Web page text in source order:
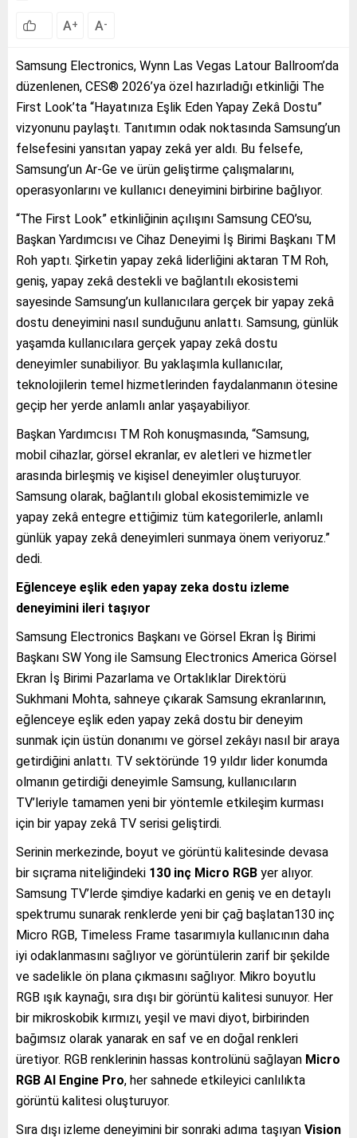
A+ A-
Samsung Electronics, Wynn Las Vegas Latour Ballroom’da
düzenlenen, CES® 2026’ya özel hazırladığı etkinliği The
First Look’ta “Hayatınıza Eşlik Eden Yapay Zekâ Dostu”
vizyonunu paylaştı. Tanıtımın odak noktasında Samsung’un
felsefesini yansıtan yapay zekâ yer aldı. Bu felsefe,
Samsung’un Ar-Ge ve ürün geliştirme çalışmalarını,
operasyonlarını ve kullanıcı deneyimini birbirine bağlıyor.
“The First Look” etkinliğinin açılışını Samsung CEO’su,
Başkan Yardımcısı ve Cihaz Deneyimi İş Birimi Başkanı TM
Roh yaptı. Şirketin yapay zekâ liderliğini aktaran TM Roh,
geniş, yapay zekâ destekli ve bağlantılı ekosistemi
sayesinde Samsung’un kullanıcılara gerçek bir yapay zekâ
dostu deneyimini nasıl sunduğunu anlattı. Samsung, günlük
yaşamda kullanıcılara gerçek yapay zekâ dostu
deneyimler sunabiliyor. Bu yaklaşımla kullanıcılar,
teknolojilerin temel hizmetlerinden faydalanmanın ötesine
geçip her yerde anlamlı anlar yaşayabiliyor.
Başkan Yardımcısı TM Roh konuşmasında, “Samsung,
mobil cihazlar, görsel ekranlar, ev aletleri ve hizmetler
arasında birleşmiş ve kişisel deneyimler oluşturuyor.
Samsung olarak, bağlantılı global ekosistemimizle ve
yapay zekâ entegre ettiğimiz tüm kategorilerle, anlamlı
günlük yapay zekâ deneyimleri sunmaya önem veriyoruz.”
dedi.
Eğlenceye eşlik eden yapay zeka dostu izleme
deneyimini ileri taşıyor
Samsung Electronics Başkanı ve Görsel Ekran İş Birimi
Başkanı SW Yong ile Samsung Electronics America Görsel
Ekran İş Birimi Pazarlama ve Ortaklıklar Direktörü
Sukhmani Mohta, sahneye çıkarak Samsung ekranlarının,
eğlenceye eşlik eden yapay zekâ dostu bir deneyim
sunmak için üstün donanımı ve görsel zekâyı nasıl bir araya
getirdiğini anlattı. TV sektöründe 19 yıldır lider konumda
olmanın getirdiği deneyimle Samsung, kullanıcıların
TV’leriyle tamamen yeni bir yöntemle etkileşim kurması
için bir yapay zekâ TV serisi geliştirdi.
Serinin merkezinde, boyut ve görüntü kalitesinde devasa
bir sıçrama niteliğindeki 130 inç Micro RGB yer alıyor.
Samsung TV’lerde şimdiye kadarki en geniş ve en detaylı
spektrumu sunarak renklerde yeni bir çağ başlatan130 inç
Micro RGB, Timeless Frame tasarımıyla kullanıcının daha
iyi odaklanmasını sağlıyor ve görüntülerin zarif bir şekilde
ve sadelikle ön plana çıkmasını sağlıyor. Mikro boyutlu
RGB ışık kaynağı, sıra dışı bir görüntü kalitesi sunuyor. Her
bir mikroskobik kırmızı, yeşil ve mavi diyot, birbirinden
bağımsız olarak yanarak en saf ve en doğal renkleri
üretiyor. RGB renklerinin hassas kontrolünü sağlayan Micro
RGB AI Engine Pro, her sahnede etkileyici canlılıkta
görüntü kalitesi oluşturuyor.
Sıra dışı izleme deneyimini bir sonraki adıma taşıyan Vision